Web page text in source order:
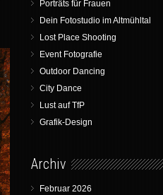
Porträts für Frauen
Dein Fotostudio im Altmühltal
Lost Place Shooting
Event Fotografie
Outdoor Dancing
City Dance
Lust auf TfP
Grafik-Design
Archiv
Februar 2026